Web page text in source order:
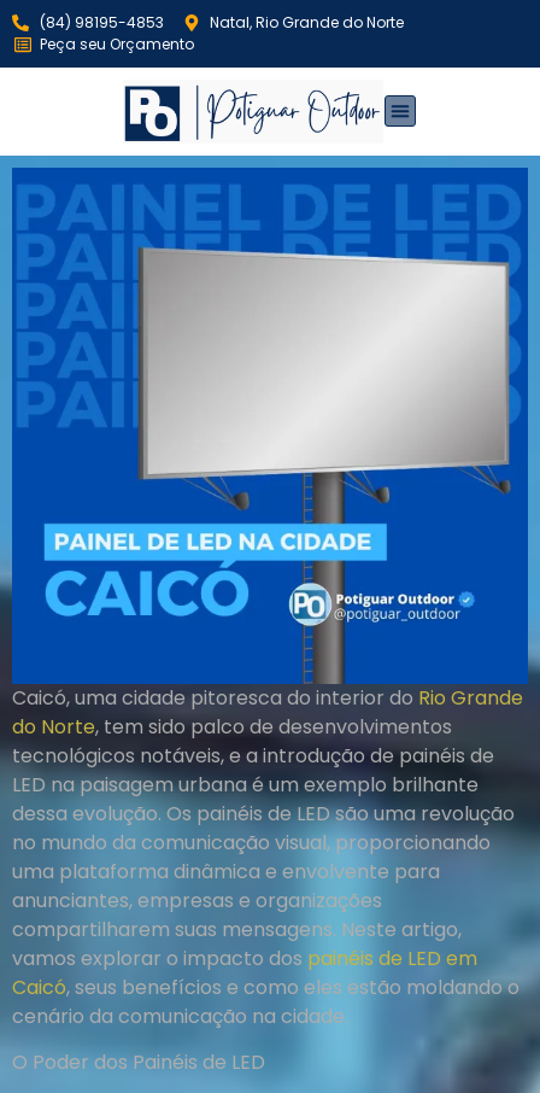
(84) 98195-4853
Natal, Rio Grande do Norte
Peça seu Orçamento
Caicó, uma cidade pitoresca do interior do Rio Grande
do Norte, tem sido palco de desenvolvimentos
tecnológicos notáveis, e a introdução de painéis de
LED na paisagem urbana é um exemplo brilhante
dessa evolução. Os painéis de LED são uma revolução
no mundo da comunicação visual, proporcionando
uma plataforma dinâmica e envolvente para
anunciantes, empresas e organizações
compartilharem suas mensagens. Neste artigo,
vamos explorar o impacto dos painéis de LED em
Caicó, seus benefícios e como eles estão moldando o
cenário da comunicação na cidade.
O Poder dos Painéis de LED